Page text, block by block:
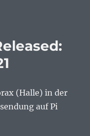
(Halle) in der
auf Pi